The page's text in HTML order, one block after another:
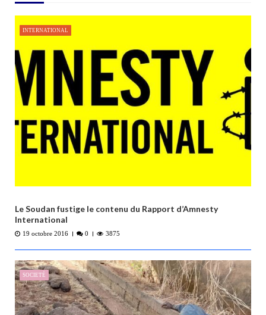
a
r
t
i
c
l
INTERNATIONAL
Le Soudan fustige le contenu du Rapport d’Amnesty
International
19 octobre 2016 0 3875
SOCIETÉ